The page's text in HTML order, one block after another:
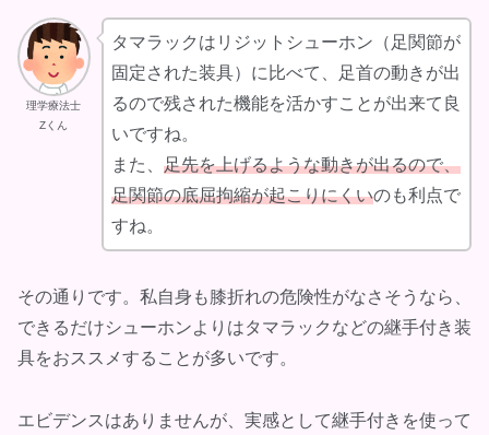
理学療法士
Zくん
タマラックはリジットシューホン（足関節が
固定された装具）に比べて、足首の動きが出
るので残された機能を活かすことが出来て良
いですね。
また、 足先を上げるような動きが出るので、
足関節の底屈拘縮が起こりにくいのも利点で
すね。
その通りです。私自身も膝折れの危険性がなさそうなら、
できるだけシューホンよりはタマラックなどの継手付き装
具をおススメすることが多いです。
エビデンスはありませんが、実感として継手付きを使って